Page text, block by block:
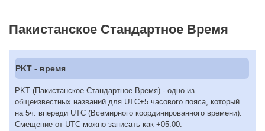
Пакистанское Стандартное Время
PKT - время
PKT (Пакистанское Стандартное Время) - одно из
общеизвестных названий для UTC+5 часового пояса, который
на 5ч. впереди UTC (Всемирного координированного времени).
Смещение от UTC можно записать как +05:00.